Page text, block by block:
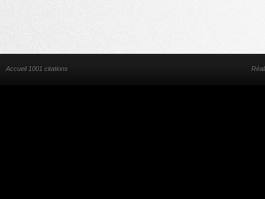
Accueil 1001 citations